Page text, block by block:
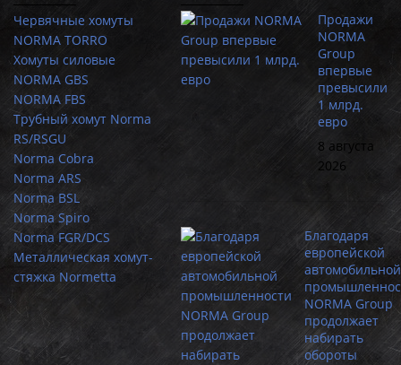
Червячные хомуты
NORMA TORRO
Хомуты силовые
NORMA GBS
NORMA FBS
Трубный хомут Norma
RS/RSGU
Norma Cobra
Norma ARS
Norma BSL
Norma Spiro
Norma FGR/DCS
Металлическая хомут-
стяжка Normetta
Продажи
NORMA
Group
впервые
превысили
1 млрд.
евро
8 августа
2026
Благодаря
европейской
автомобильной
NORMA Group
продолжает
набирать
обороты